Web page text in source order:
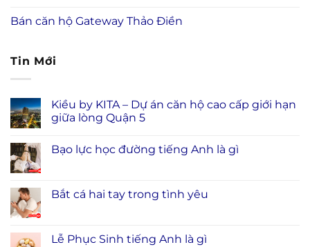
Bán căn hộ Gateway Thảo Điền
Tin Mới
Kiều by KITA – Dự án căn hộ cao cấp giới hạn
giữa lòng Quận 5
Bạo lực học đường tiếng Anh là gì
Bắt cá hai tay trong tình yêu
Lễ Phục Sinh tiếng Anh là gì